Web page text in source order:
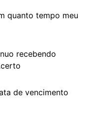
quanto tempo meu
recebendo
de vencimento